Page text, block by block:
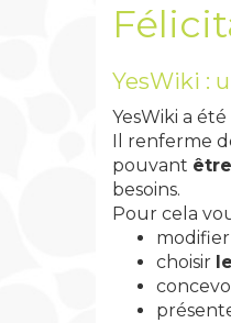
YesWiki :
YesWiki a
Il renferme
pouvant
besoins.
Pour cela
choisir